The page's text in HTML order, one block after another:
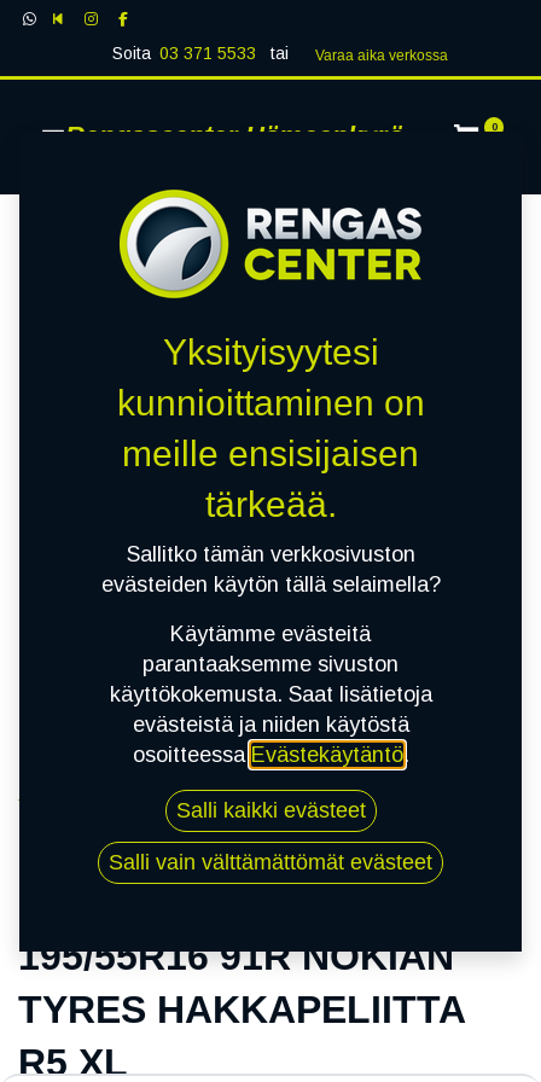
Soita 03 371 5533 tai Varaa aika verk​​​​ossa
Rengascenter Hämeenkyrö 0
195/55R16 91R NOKIAN TYRES
HAKKAPELIITTA R5 XL
195/55R16 91R NOKIAN
TYRES HAKKAPELIITTA
R5 XL
Yksityisyytesi
kunnioittaminen on
meille ensisijaisen
tärkeää.
Sallitko tämän verkkosivuston
evästeiden käytön tällä selaimella?
Käytämme evästeitä
parantaaksemme sivuston
käyttökokemusta. Saat lisätietoja
evästeistä ja niiden käytöstä
osoitteessa Evästekäytäntö.
Salli kaikki evästeet
Salli vain välttämättömät evästeet